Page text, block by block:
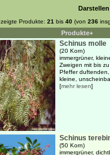
Produkte: 21 bis 40 (von 236
Produkte+
Schinus molle
(20 Korn)
immergrüner,
Zweigen mit bis
Pfeffer
kleine,
[mehr lesen]
Schinus
(50 Korn)
immergrüner,